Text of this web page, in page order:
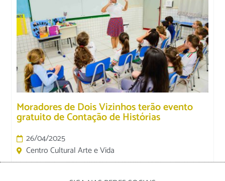
Moradores de Dois Vizinhos terão evento
gratuito de Contação de Histórias
26/04/2025
Centro Cultural Arte e Vida